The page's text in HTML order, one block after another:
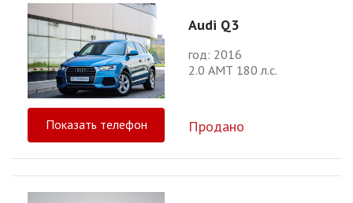
Audi Q3
год: 2016
2.0 АМТ 180 л.с.
Показать телефон Продано